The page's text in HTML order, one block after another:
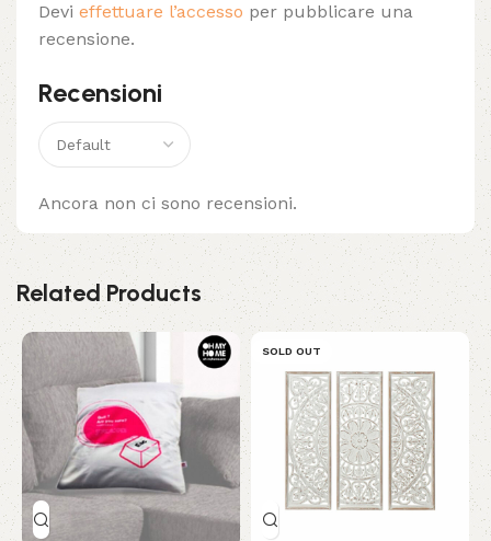
Recensioni
Ancora non ci sono recensioni.
Devi effettuare l’accesso per pubblicare una
recensione.
Related Products
SOLD OUT